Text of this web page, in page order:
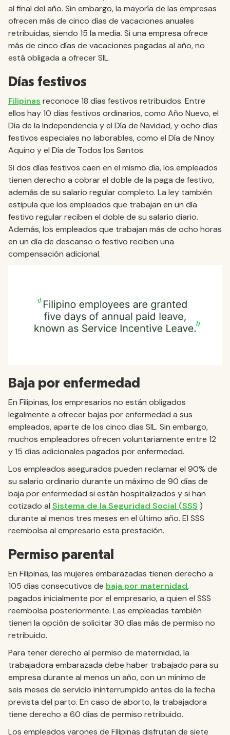
al final del año. Sin embargo, la mayoría de las empresas
ofrecen más de cinco días de vacaciones anuales
retribuidas, siendo 15 la media. Si una empresa ofrece
más de cinco días de vacaciones pagadas al año, no
está obligada a ofrecer SIL.
Días festivos
Filipinas reconoce 18 días festivos retribuidos. Entre
ellos hay 10 días festivos ordinarios, como Año Nuevo, el
Día de la Independencia y el Día de Navidad, y ocho días
festivos especiales no laborables, como el Día de Ninoy
Aquino y el Día de Todos los Santos.
Si dos días festivos caen en el mismo día, los empleados
tienen derecho a cobrar el doble de la paga de festivo,
además de su salario regular completo. La ley también
estipula que los empleados que trabajan en un día
festivo regular reciben el doble de su salario diario.
Además, los empleados que trabajan más de ocho horas
en un día de descanso o festivo reciben una
compensación adicional.
Baja por enfermedad
En Filipinas, los empresarios no están obligados
legalmente a ofrecer bajas por enfermedad a sus
empleados, aparte de los cinco días SIL. Sin embargo,
muchos empleadores ofrecen voluntariamente entre 12
y 15 días adicionales pagados por enfermedad.
Los empleados asegurados pueden reclamar el 90% de
su salario ordinario durante un máximo de 90 días de
baja por enfermedad si están hospitalizados y si han
cotizado al Sistema de la Seguridad Social (SSS )
durante al menos tres meses en el último año. El SSS
reembolsa al empresario esta prestación.
Permiso parental
En Filipinas, las mujeres embarazadas tienen derecho a
105 días consecutivos de baja por maternidad,
pagados inicialmente por el empresario, a quien el SSS
reembolsa posteriormente. Las empleadas también
tienen la opción de solicitar 30 días más de permiso no
retribuido.
Para tener derecho al permiso de maternidad, la
trabajadora embarazada debe haber trabajado para su
empresa durante al menos un año, con un mínimo de
seis meses de servicio ininterrumpido antes de la fecha
prevista del parto. En caso de aborto, la trabajadora
tiene derecho a 60 días de permiso retribuido.
Los empleados varones de Filipinas disfrutan de siete